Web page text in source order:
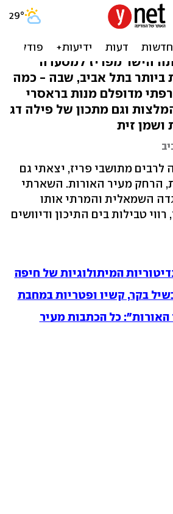
הלבנה: גורמה
הישר מפריז למסעדה
ביותר בתל אביב, שבה - כמה
מדופלם מנות בראסרי
וגם מתכון של פילה דג
ושמן זית
לרבים מתושבי פריז, יצאתי גם
הרחק מעיר האורות. השארתי
השמאלית והמרתי אותו
טבילות בים התיכון ודיוושים
המיתולוגיות של חיפה
בקר, קשיו ופטריות במחבת
האורות": כל הכתבות מעיר